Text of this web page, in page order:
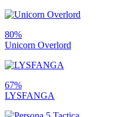
80%
Unicorn Overlord
67%
LYSFANGA